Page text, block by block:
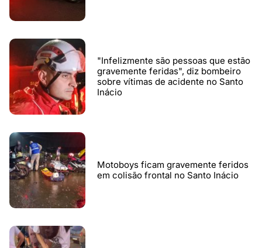
"Infelizmente são pessoas que estão
gravemente feridas", diz bombeiro
sobre vítimas de acidente no Santo
Inácio
Motoboys ficam gravemente feridos
em colisão frontal no Santo Inácio